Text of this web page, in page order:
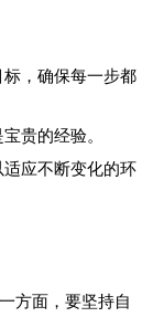
，确保每一步都
贵的经验。
适应不断变化的环
方面，要坚持自